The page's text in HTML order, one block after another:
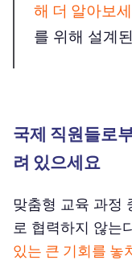
해 더 알아보
를 위해 설계된
국제 직원들로
려 있으세요
맞춤형 교육 과정
로 협력하지 않는
있는 큰 기회를 놓